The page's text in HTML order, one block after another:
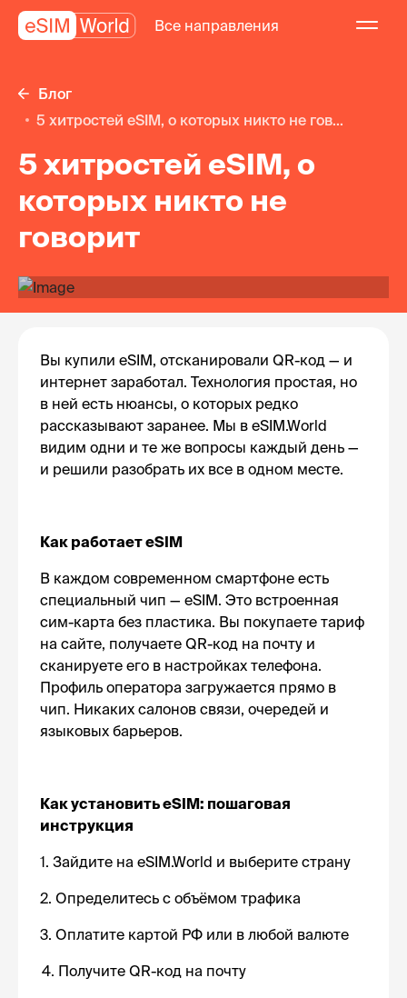
Все направления
Блог
5 хитростей eSIM, о которых никто не гов...
5 хитростей eSIM, о
которых никто не
говорит
Вы купили eSIM, отсканировали QR-код — и
интернет заработал. Технология простая, но
в ней есть нюансы, о которых редко
рассказывают заранее. Мы в eSIM.World
видим одни и те же вопросы каждый день —
и решили разобрать их все в одном месте.
Как работает eSIM
В каждом современном смартфоне есть
специальный чип — eSIM. Это встроенная
сим-карта без пластика. Вы покупаете тариф
на сайте, получаете QR-код на почту и
сканируете его в настройках телефона.
Профиль оператора загружается прямо в
чип. Никаких салонов связи, очередей и
языковых барьеров.
Как установить eSIM: пошаговая
инструкция
1. Зайдите на eSIM.World и выберите страну
2. Определитесь с объёмом трафика
3. Оплатите картой РФ или в любой валюте
4. Получите QR-код на почту